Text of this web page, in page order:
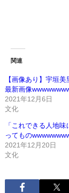
関連
【画像あり】宇垣美
最新画像
2021年12月6日
文化
「これできる人地味
ってもの
2021年12月20日
文化